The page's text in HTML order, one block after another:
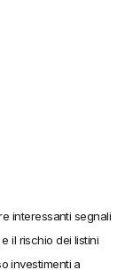
interessanti segnali
il rischio dei listini
investimenti a